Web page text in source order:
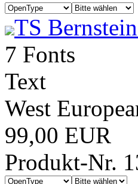
TS
7 Fonts
Text
West
99,00 EUR
Produkt-Nr.